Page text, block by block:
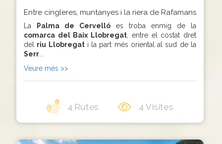
Entre cingleres, muntanyes i la riera de Rafamans
La Palma de Cervelló es troba enmig de la
comarca del Baix Llobregat , entre el costat dret
del riu Llobregati la part més oriental al sud de la
Serr
Veure més >>
4 Rutes 4 Visites